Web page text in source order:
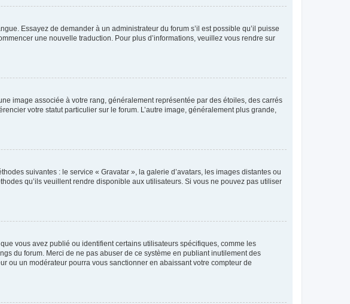
Essayez de demander à un administrateur du forum s’il est possible qu’il puisse
une nouvelle traduction. Pour plus d’informations, veuillez vous rendre sur
image associée à votre rang, généralement représentée par des étoiles, des carrés
votre statut particulier sur le forum. L’autre image, généralement plus grande,
suivantes : le service « Gravatar », la galerie d’avatars, les images distantes ou
qu’ils veuillent rendre disponible aux utilisateurs. Si vous ne pouvez pas utiliser
vous avez publié ou identifient certains utilisateurs spécifiques, comme les
du forum. Merci de ne pas abuser de ce système en publiant inutilement des
ou un modérateur pourra vous sanctionner en abaissant votre compteur de